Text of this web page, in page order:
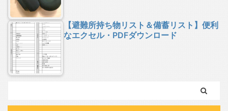
【避難所持ち物リスト＆備蓄リスト】便利
なエクセル・PDFダウンロード